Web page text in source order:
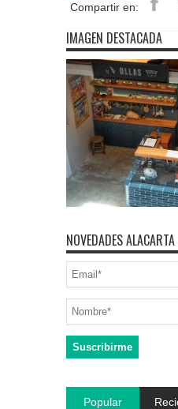
Compartir en:
IMAGEN DESTACADA
NOVEDADES
Popular